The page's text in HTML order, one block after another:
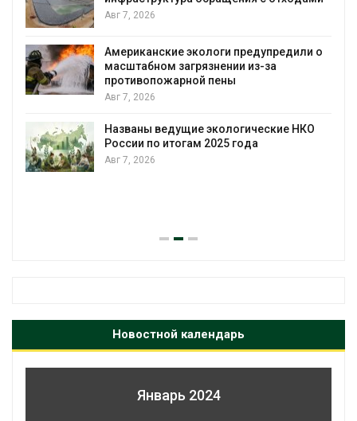
Авг 7, 2026
Американские экологи предупредили о
масштабном загрязнении из-за
противопожарной пены
Авг 7, 2026
Названы ведущие экологические НКО
России по итогам 2025 года
Авг 7, 2026
Новостной календарь
Январь 2024